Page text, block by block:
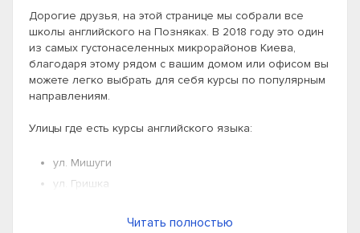
Дорогие друзья, на этой странице мы собрали все
школы английского на Позняках. В 2018 году это один
из самых густонаселенных микрорайонов Киева,
благодаря этому рядом с вашим домом или офисом вы
можете легко выбрать для себя курсы по популярным
направлениям.
Улицы где есть курсы английского языка:
ул. Мишуги
ул. Гришка
ул. ДрагомановаЧитать полностью